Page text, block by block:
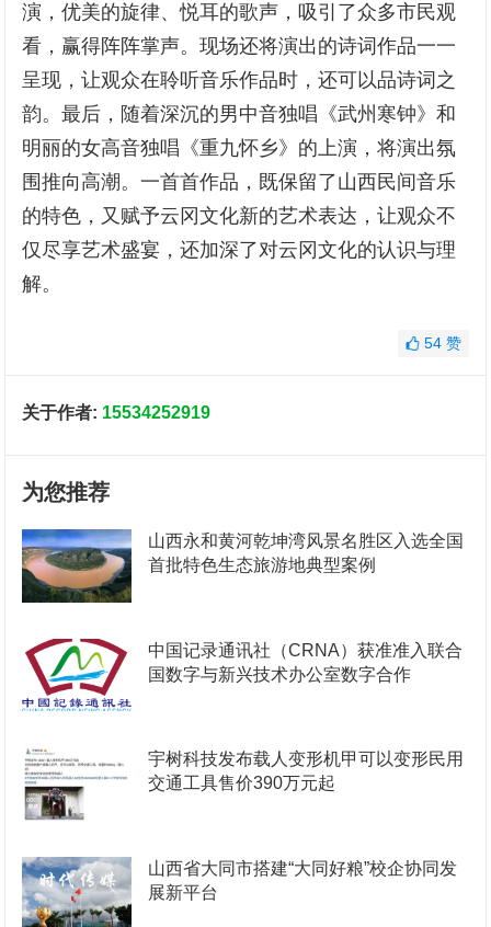
演，优美的旋律、悦耳的歌声，吸引了众多市民观
看，赢得阵阵掌声。现场还将演出的诗词作品一一
呈现，让观众在聆听音乐作品时，还可以品诗词之
韵。最后，随着深沉的男中音独唱《武州寒钟》和
明丽的女高音独唱《重九怀乡》的上演，将演出氛
围推向高潮。一首首作品，既保留了山西民间音乐
的特色，又赋予云冈文化新的艺术表达，让观众不
仅尽享艺术盛宴，还加深了对云冈文化的认识与理
解。
54 赞
关于作者: 15534252919
为您推荐
山西永和黄河乾坤湾风景名胜区入选全国
首批特色生态旅游地典型案例
中国记录通讯社（CRNA）获准准入联合
国数字与新兴技术办公室数字合作
宇树科技发布载人变形机甲可以变形民用
交通工具售价390万元起
山西省大同市搭建“大同好粮”校企协同发
展新平台